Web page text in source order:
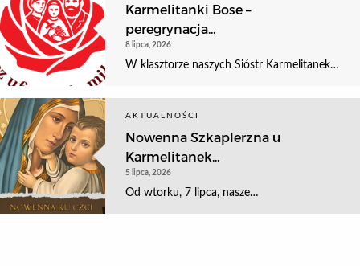
Karmelitanki Bose –
peregrynacja...
8 lipca, 2026
W klasztorze naszych Sióstr Karmelitanek…
AKTUALNOŚCI
Nowenna Szkaplerzna u
Karmelitanek...
5 lipca, 2026
Od wtorku, 7 lipca, nasze…